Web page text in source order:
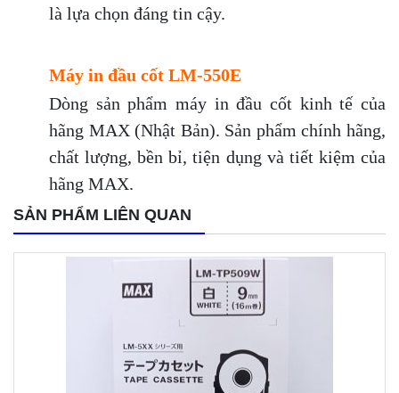
là lựa chọn đáng tin cậy.
Máy in đầu cốt LM-550E
Dòng sản phẩm máy in đầu cốt kinh tế của
hãng MAX (Nhật Bản). Sản phẩm chính hãng,
chất lượng, bền bỉ, tiện dụng và tiết kiệm của
hãng MAX.
SẢN PHẨM LIÊN QUAN